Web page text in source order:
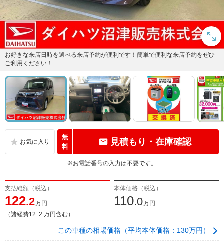
お好きな来店日時を選べる来店予約が便利です！簡単で便利な来店予約をぜひ
ご利用ください！
無
料
見積もり・在庫確認
※お電話番号の入力は不要です。
支払総額（税込）
122.2万円
（諸経費12 .2 万円含む）
本体価格（税込）
110.0万円
この車種の相場価格（平均本体価格：130万円）